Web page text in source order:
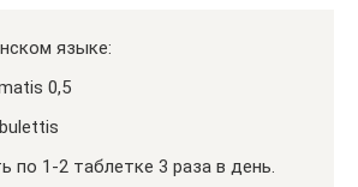
языке:
0,5
по 1-2 таблетке 3 раза в день.